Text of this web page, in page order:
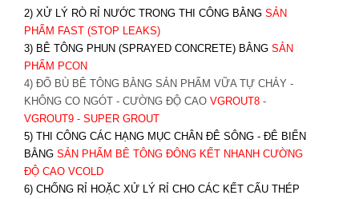
2) XỬ LÝ RÒ RỈ NƯỚC TRONG THI CÔNG BẰNG SẢN
PHẨM FAST (STOP LEAKS)
3) BÊ TÔNG PHUN (SPRAYED CONCRETE) BẰNG SẢN
PHẨM PCON
4) ĐỔ BÙ BÊ TÔNG BẰNG SẢN PHẨM VỮA TỰ CHẢY -
KHÔNG CO NGÓT - CƯỜNG ĐỘ CAO VGROUT8-
VGROUT9- SUPER GROUT
5) THI CÔNG CÁC HẠNG MỤC CHÂN ĐÊ SÔNG - ĐÊ BIỂN
BẰNG SẢN PHẨM BÊ TÔNG ĐÔNG KẾT NHANH CƯỜNG
ĐỘ CAO VCOLD
6) CHỐNG RỈ HOẶC XỬ LÝ RỈ CHO CÁC KẾT CẤU THÉP